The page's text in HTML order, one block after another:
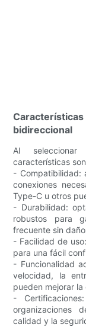
bidireccional
Al
características
- Compatibilidad:
conexiones
Type-C u otros
- Durabilidad:
robustos para
frecuente sin
- Facilidad de
para una fácil
- Funcionalidad
velocidad, la
pueden mejorar
-
organizaciones
calidad y la